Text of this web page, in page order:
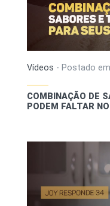
Vídeos - Postado em
COMBINAÇÃO DE
PODEM FALTAR